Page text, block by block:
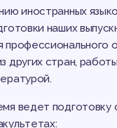
иностранных
наших
профессионального
других стран,
ведет подготовку